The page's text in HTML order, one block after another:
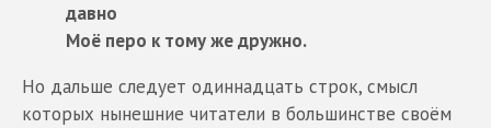
давно
Моё перо к тому же дружно.
Но дальше следует одиннадцать строк, смысл
которых нынешние читатели в большинстве своём